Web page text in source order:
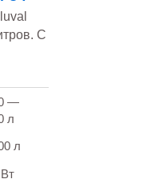
С
—
л
л